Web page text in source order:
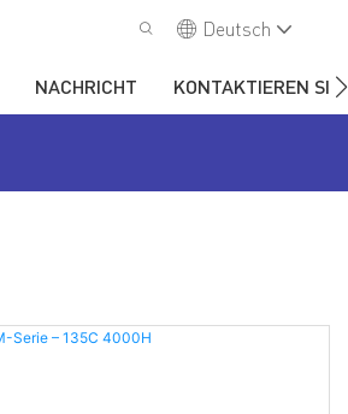
Deutsch
NACHRICHT KONTAKTIEREN SIE